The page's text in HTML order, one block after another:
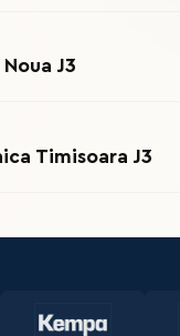
J3
Timisoara J3